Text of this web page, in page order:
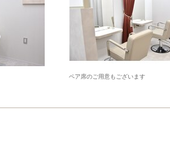
ペア席のご用意もございます